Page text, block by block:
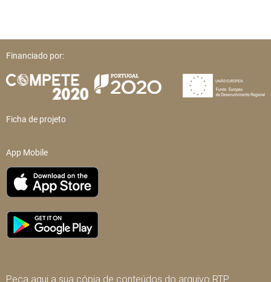
Financiado por:
Ficha de projeto
App Mobile
Peça aqui a sua cópia de conteúdos do arquivo RTP